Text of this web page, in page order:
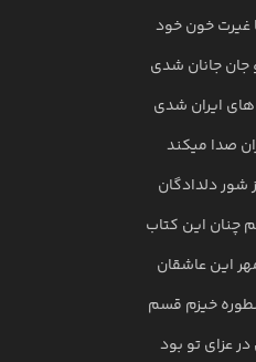
غیرت خون خود
جان جانان شدی
ایران شدی
صدا میکند
شور دلدادگان
چنان این کتاب
این عاشقان
خیزم قسم
عزای تو بود